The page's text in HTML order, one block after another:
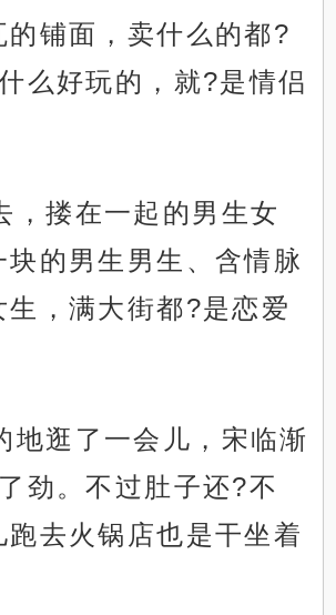
的铺面，卖什么的都?
么好玩的，就?是情侣
，搂在一起的男生女
块的男生男生、含情脉
生，满大街都?是恋爱
地逛了一会儿，宋临渐
劲。不过肚子还?不
跑去火锅店也是干坐着